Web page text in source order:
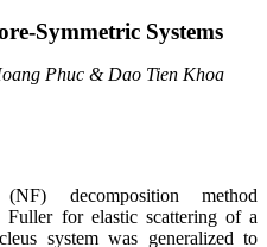
Symmetric Systems
Phuc & Dao Tien Khoa
decomposition method
for elastic scattering of a
system was generalized to